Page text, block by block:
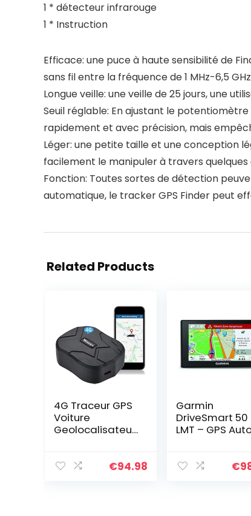
1 * détecteur infrarouge
1 * Instruction
Efficace: une puce à haute sensibilité de
sans fil entre la fréquence de 1 MHz-6,5 GHz
Longue veille: une veille de 25 jours, une
Seuil réglable: En ajustant le
rapidement et avec précision, mais
Léger: une petite taille et une conception
facilement le manipuler à travers
Fonction: Toutes sortes de détection
automatique, le tracker GPS Finder peut
Related Products
4G Traceur GPS
Voiture
Geolocalisateur
Navigation GPS
€94.98
Garmin
DriveSmart 50
LMT – GPS
Cartes, Trafic,
€